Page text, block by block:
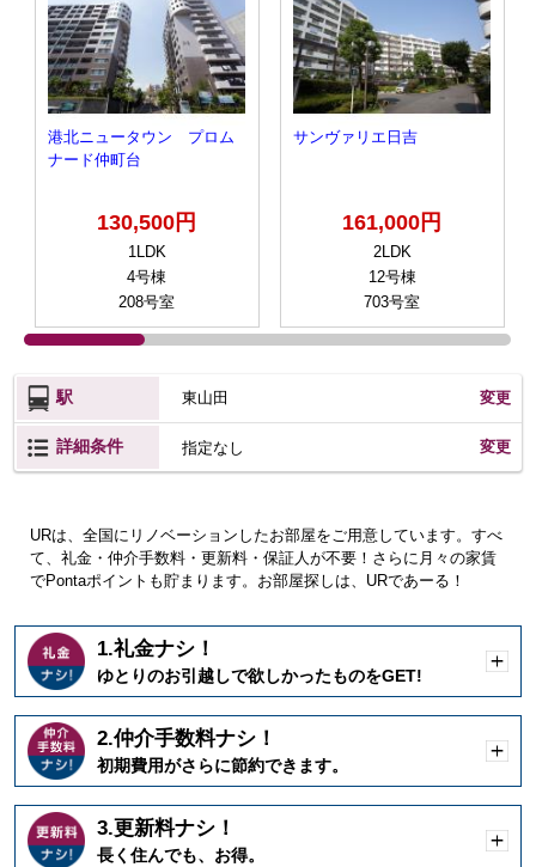
港北ニュータウン プロム
ナード仲町台
130,500円
1LDK
4号棟
208号室
サンヴァリエ日吉
161,000円
2LDK
12号棟
703号室
駅 東山田 変更
詳細条件 指定なし 変更
URは、全国にリノベーションしたお部屋をご用意しています。すべ
て、礼金・仲介手数料・更新料・保証人が不要！さらに月々の家賃
でPontaポイントも貯まります。お部屋探しは、URであーる！
1.礼金ナシ！
ゆとりのお引越しで欲しかったものをGET!
く
2.仲介手数料ナシ！
初期費用がさらに節約できます。
く
3.更新料ナシ！
長く住んでも、お得。